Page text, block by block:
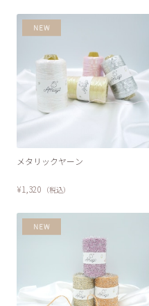
メタリックヤーン
¥1,320 （税込）